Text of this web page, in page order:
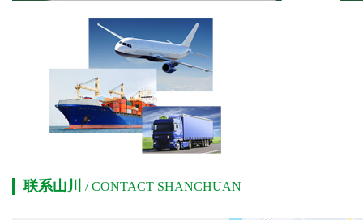
联系山川 / CONTACT SHANCHUAN